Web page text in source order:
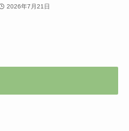
2026年7月21日